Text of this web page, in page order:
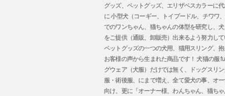
グッズ、ペットグッズ、エリザベスカラーに
に 小型犬（コーギー、トイプードル、チワワ
でのワンちゃん、猫ちゃんの体型を研究し、
をご提供（通販、卸販売）出来るよう努力し
ペットグッズの一つの犬用、猫用スリング、
お客様の声から生まれた商品です！ 犬猫の服
グウェア（犬服）だけでは無く、ドッグスリ
服・術後服、にまで増え、全て愛犬の事、オ
向け、更に「オーナー様、わんちゃん、猫ち